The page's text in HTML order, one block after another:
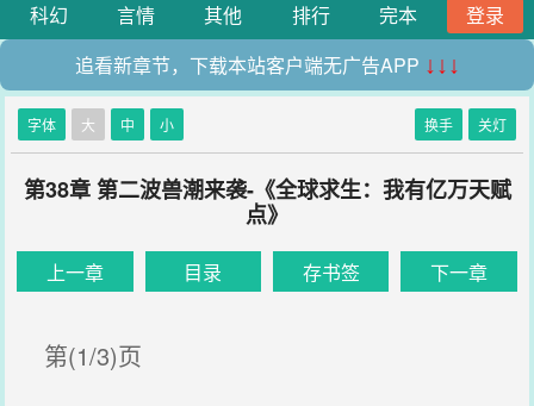
科幻
言情 其他 排行 完本
登录
追看新章节，下载本站客户端无广告APP ↓↓↓
字体 大 中 小 换手 关灯
第38章 第二波兽潮来袭-《全球求生：我有亿万天赋
点》
上一章 目录 存书签 下一章
第(1/3)页